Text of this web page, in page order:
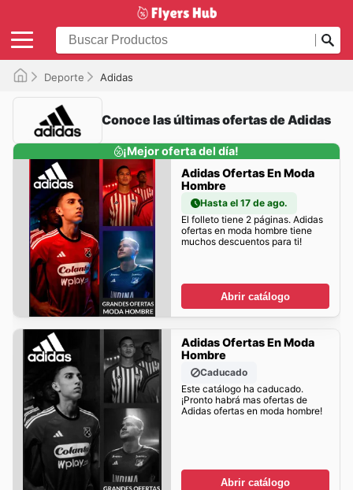
Deporte Adidas
Conoce las últimas ofertas de Adidas
¡Mejor oferta del día!
Adidas Ofertas En Moda
Hombre
Hasta el 17 de ago.
El folleto tiene 2 páginas. Adidas
ofertas en moda hombre tiene
muchos descuentos para ti!
Abrir catálogo
Adidas Ofertas En Moda
Hombre
Caducado
Este catálogo ha caducado.
¡Pronto habrá mas ofertas de
Adidas ofertas en moda hombre!
Abrir catálogo